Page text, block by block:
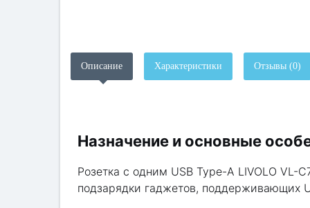
Описание Характеристики Отзывы (0)
Назначение и основные
Розетка с одним USB Type-A LIVOLO VL-
подзарядки гаджетов, поддерживающих